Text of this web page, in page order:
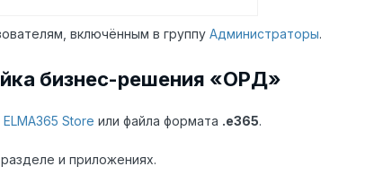
включённым в группу Администраторы.
бизнес-решения «ОРД»
ELMA365 Store или файла формата .e365.
и приложениях.